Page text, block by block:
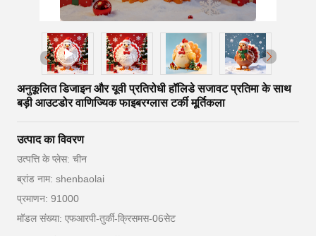
अनुकूलित डिजाइन और यूवी प्रतिरोधी हॉलिडे सजावट प्रतिमा के साथ
बड़ी आउटडोर वाणिज्यिक फाइबरग्लास टर्की मूर्तिकला
उत्पाद का विवरण
उत्पत्ति के प्लेस: चीन
ब्रांड नाम: shenbaolai
प्रमाणन: 91000
मॉडल संख्या: एफआरपी-तुर्की-क्रिसमस-06सेट